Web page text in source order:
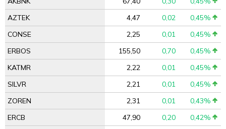
AZTEK
4,47 0,02
0,45%
CONSE
2,25 0,01
0,45%
ERBOS
155,50 0,70
0,45%
KATMR
2,22 0,01
0,45%
SILVR
2,21 0,01
0,45%
ZOREN
2,31 0,01
0,43%
ERCB
47,90 0,20
0,42%